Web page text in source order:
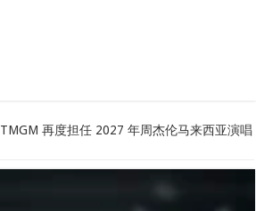
TMGM 再度担任 2027 年周杰伦马来西亚演唱